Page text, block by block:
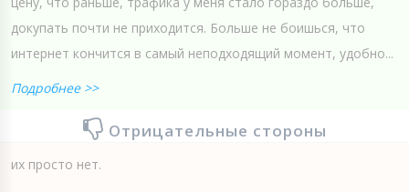
докупать почти не приходится. Больше не боишься, что
интернет кончится в самый неподходящий момент, удобно...
Подробнее >>
Отрицательные стороны
их просто нет.